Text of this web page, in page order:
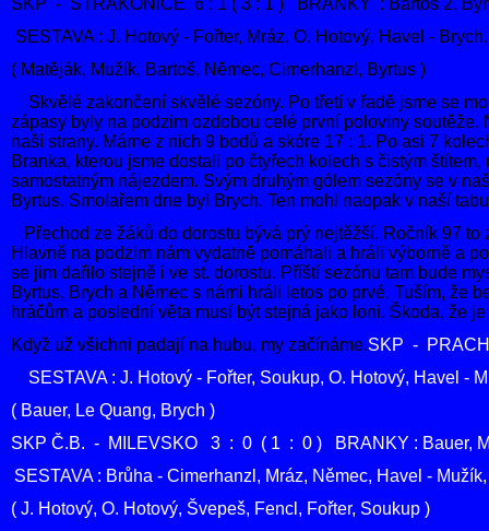
SKP - STRAKONICE 6 : 1 ( 3 : 1 ) BRANKY : Bartoš 2,
SESTAVA : J. Hotový - Fořter, Mráz, O. Hotový, Havel -
( Matěják, Mužík, Bartoš, Němec, Cimerhanzl, Byrtus )
Skvělé zakončení skvělé sezóny. Po třetí v řadě jsme se
zápasy byly na podzim ozdobou celé první poloviny
naší strany. Máme z nich 9 bodů a skóre 17 : 1. Po asi 7
Branka, kterou jsme dostali po čtyřech kolech s čistým
samostatným nájezdem. Svým druhým gólem sezóny se v
Byrtus. Smolařem dne byl Brych. Ten mohl naopak v naší
Přechod ze žáků do dorostu bývá prý nejtěžší. Ročník 97
Hlavně na podzim nám vydatně pomáhali a hráli výborně a
se jim dařilo stejně i ve st. dorostu. Příští sezónu tam bude
Byrtus, Brych a Němec s námi hráli letos po prvé. Tuším, že
hráčům a poslední věta musí být stejná jako loni. Škoda, že
Když už všichni padají na hubu, my začínáme.SKP -
SESTAVA : J. Hotový - Fořter, Soukup, O. Hotový, Havel -
( Bauer, Le Quang, Brych )
SKP Č.B. - MILEVSKO 3 : 0 ( 1 : 0 ) BRANKY : Bauer,
SESTAVA : Brůha - Cimerhanzl, Mráz, Němec, Havel -
( J. Hotový, O. Hotový, Švepeš, Fencl, Fořter, Soukup )